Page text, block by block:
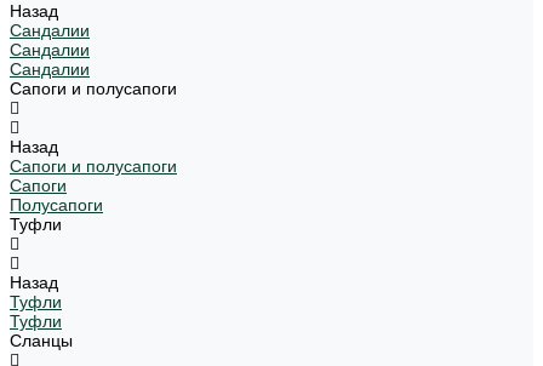
Назад
Сандалии
Сандалии
Сандалии
Сапоги и полусапоги
Назад
Сапоги и полусапоги
Сапоги
Полусапоги
Туфли
Назад
Туфли
Туфли
Сланцы